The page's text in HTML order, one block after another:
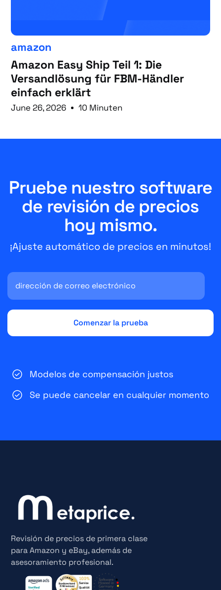
amazon
Amazon Easy Ship Teil 1: Die
Versandlösung für FBM-Händler
einfach erklärt
June 26, 2026 10 Minuten
Pruebe nuestro software
de revisión de precios
hoy mismo.
¡Ajuste automático de precios en minutos!
Modelos de compensación justos
Se puede cancelar en cualquier momento
Revisión de precios de primera clase
para Amazon y eBay, además de
asesoramiento profesional.